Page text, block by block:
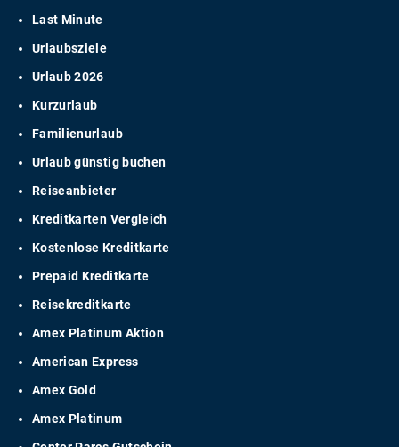
Last Minute
Urlaubsziele
Urlaub 2026
Kurzurlaub
Familienurlaub
Urlaub günstig buchen
Reiseanbieter
Kreditkarten Vergleich
Kostenlose Kreditkarte
Prepaid Kreditkarte
Reisekreditkarte
Amex Platinum Aktion
American Express
Amex Gold
Amex Platinum